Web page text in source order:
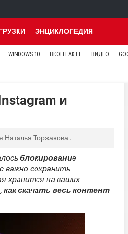
ЭНЦИКЛОПЕДИЯ
WINDOWS 10 ВКОНТАКТЕ ВИДЕО
и
Наталья Торжанова .
блокирование
важно сохранить
хранится на ваших
как скачать весь контент